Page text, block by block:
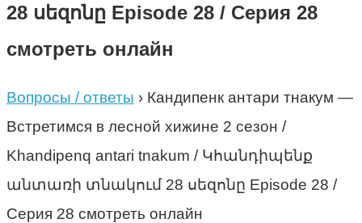
28 սեզոնը Episode 28 / Серия 28
смотреть онлайн
Вопросы / ответы › Кандипенк антари тнакум —
Встретимся в лесной хижине 2 сезон /
Khandipenq antari tnakum / Կհանդիպենք
անտառի տնակում 28 սեզոնը Episode 28 /
Серия 28 смотреть онлайн